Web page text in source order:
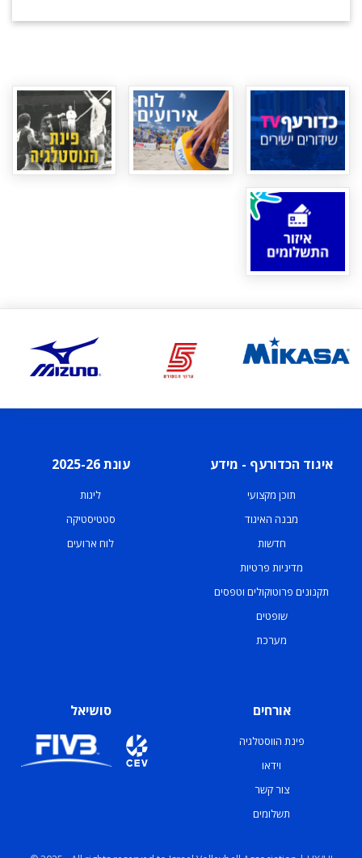
איגוד הכדורעף - מידע
תוכן מקצועי
מבנה האיגוד
חדשות
מדיניות פרטיות
תקנונים פרוטוקולים וטפסים
שופטים
מערכת
עונת 2025-26
ליגות
סטטיסטיקה
לוח ארועים
אורחים
פינת הווסטלגיה
וידאו
צור קשר
תשלומים
סושיאל